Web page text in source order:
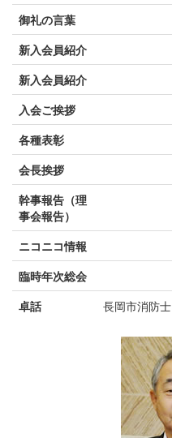
御礼の言葉
新入会員紹介
新入会員紹介
入会ご挨拶
各種表彰
会長挨拶
幹事報告（理
事会報告）
ニコニコ情報
臨時年次総会
卓話
長岡市消防